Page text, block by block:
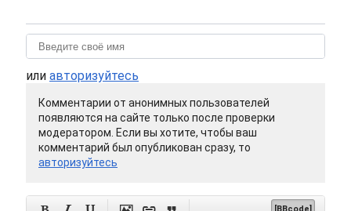
или авторизуйтесь
Комментарии от анонимных пользователей
появляются на сайте только после проверки
модератором. Если вы хотите, чтобы ваш
комментарий был опубликован сразу, то
авторизуйтесь